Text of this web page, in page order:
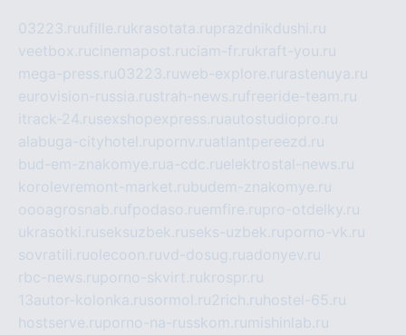
03223.ruufille.rukrasotata.ruprazdnikdushi.ru
veetbox.rucinemapost.ruciam-fr.rukraft-you.ru
mega-press.ru03223.ruweb-explore.ru rastenuya.ru
eurovision-russia.rustrah-news.rufreeride-team.ru
itrack-24.rusexshopexpress.ruautostudiopro.ru
alabuga-cityhotel.rupornv.ruatlantpereezd.ru
bud-em-znakomye.rua-cdc.ruelektrostal-news.ru
korolevremont-market.rubudem-znakomye.ru
oooagrosnab.rufpodaso.ruemfire.rupro-otdelky.ru
ukrasotki.ruseksuzbek.ruseks-uzbek.ruporno-vk.ru
sovratili.ruolecoon.ruvd-dosug.ruadonyev.ru
rbc-news.ruporno-skvirt.rukrospr.ru
13autor-kolonka.rusormol.ru2rich.ru hostel-65.ru
hostserve.ruporno-na-russkom.ru mishinlab.ru